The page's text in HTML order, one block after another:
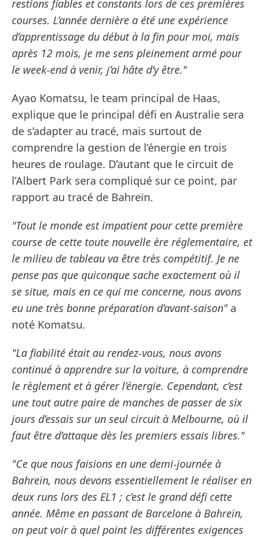
restions fiables et constants lors de ces premières
courses. L’année dernière a été une expérience
d’apprentissage du début à la fin pour moi, mais
après 12 mois, je me sens pleinement armé pour
le week-end à venir, j’ai hâte d’y être."
Ayao Komatsu, le team principal de Haas,
explique que le principal défi en Australie sera
de s’adapter au tracé, mais surtout de
comprendre la gestion de l’énergie en trois
heures de roulage. D’autant que le circuit de
l’Albert Park sera compliqué sur ce point, par
rapport au tracé de Bahreïn.
"Tout le monde est impatient pour cette première
course de cette toute nouvelle ère réglementaire, et
le milieu de tableau va être très compétitif. Je ne
pense pas que quiconque sache exactement où il
se situe, mais en ce qui me concerne, nous avons
eu une très bonne préparation d’avant-saison"a
noté Komatsu.
"La fiabilité était au rendez-vous, nous avons
continué à apprendre sur la voiture, à comprendre
le règlement et à gérer l’énergie. Cependant, c’est
une tout autre paire de manches de passer de six
jours d’essais sur un seul circuit à Melbourne, où il
faut être d’attaque dès les premiers essais libres."
"Ce que nous faisions en une demi-journée à
Bahreïn, nous devons essentiellement le réaliser en
deux runs lors des EL1 ; c’est le grand défi cette
année. Même en passant de Barcelone à Bahreïn,
on peut voir à quel point les différentes exigences